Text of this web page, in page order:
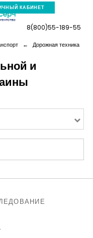
КАБИНЕТ
8(800)55-189-55
← Дорожная техника
и